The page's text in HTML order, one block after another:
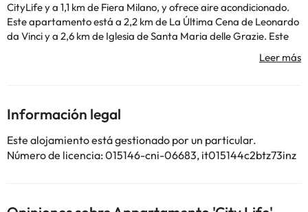
CityLife y a 1,1 km de Fiera Milano, y ofrece aire acondicionado.
Este apartamento está a 2,2 km de La Última Cena de Leonardo
da Vinci y a 2,6 km de Iglesia de Santa Maria delle Grazie. Este
apartamento cuenta con 1 dormitorio, cocina con nevera y
lavavajillas, TV de pantalla plana, zona de estar y 1 baño con
km. El aeropuerto (Aeropuerto de Milán - Linate) está a 13 km.
En este alojamiento no se pueden celebrar despedidas de soltero
o soltera ni fiestas similares.
Información legal
Este alojamiento está gestionado por un particular.
Número de licencia: 015146-cni-06683, it015144c2btz73inz